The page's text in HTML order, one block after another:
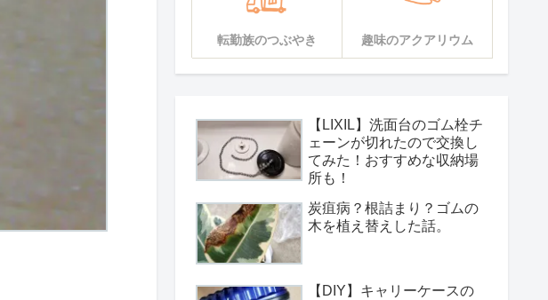
転勤族のつぶやき 趣味のアクアリウム
【LIXIL】洗面台のゴム栓チ
ェーンが切れたので交換し
てみた！おすすめな収納場
所も！
炭疽病？根詰まり？ゴムの
木を植え替えした話。
【DIY】キャリーケースの